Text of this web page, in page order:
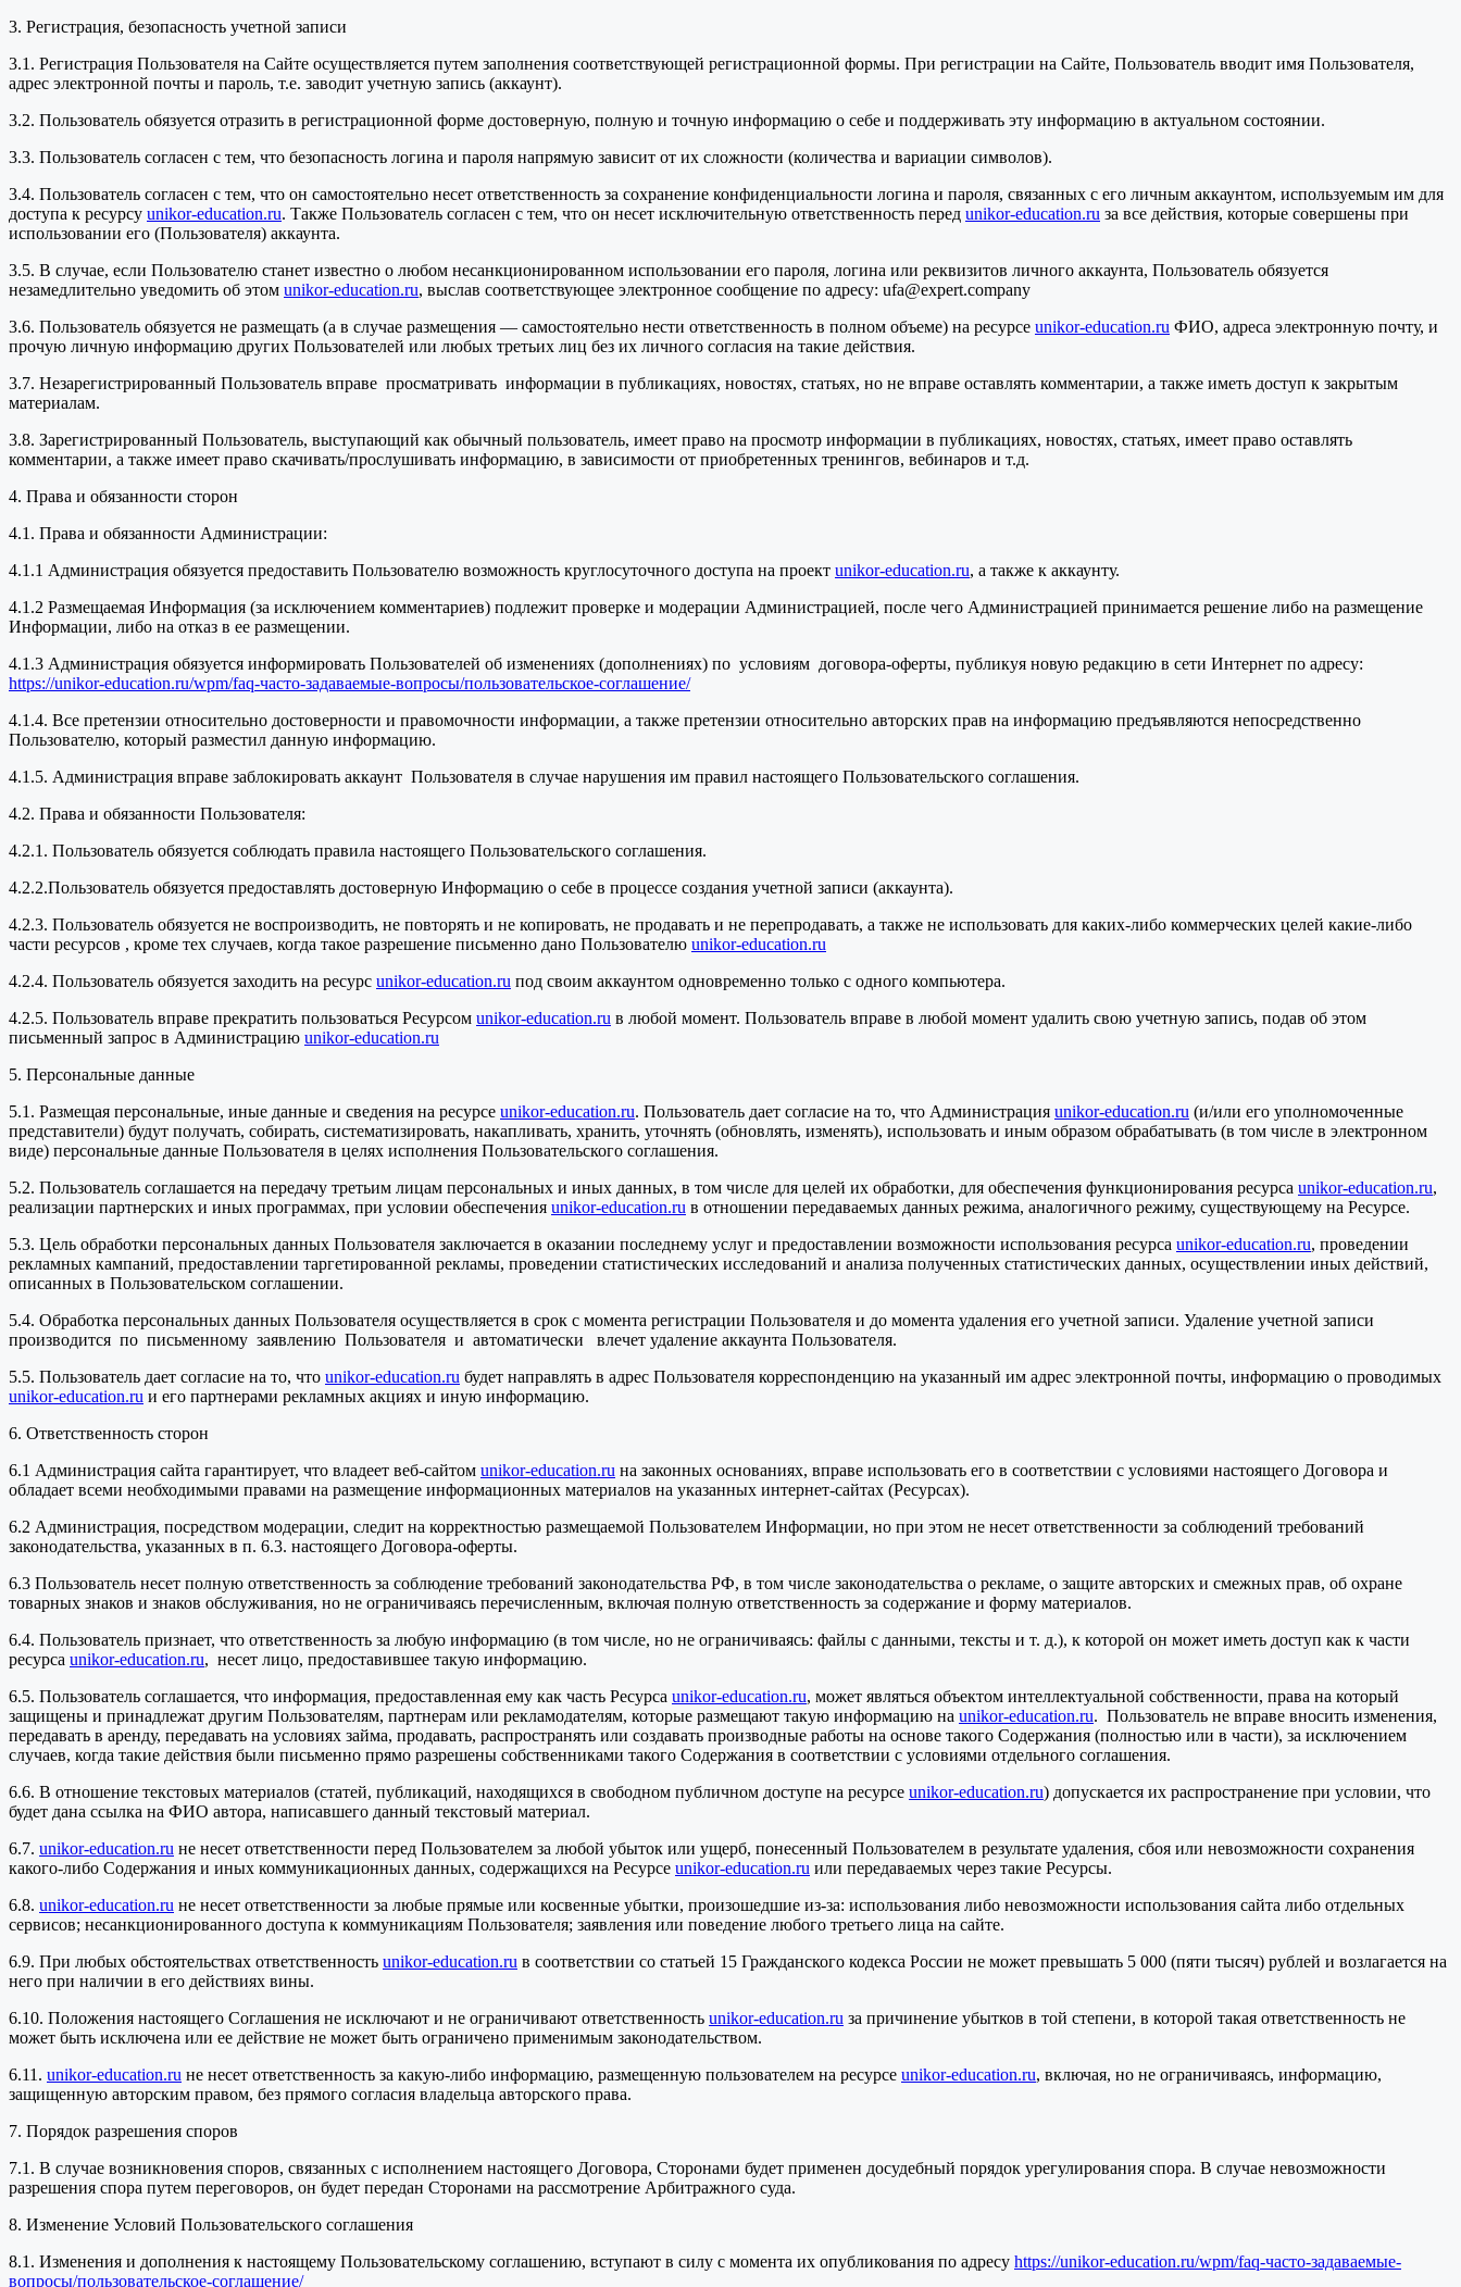
3. Регистрация, безопасность учетной записи
3.1. Регистрация Пользователя на Сайте осуществляется путем заполнения соответствующей регистрационной формы. При регистрации на Сайте, Пользователь вводит имя Пользователя,
адрес электронной почты и пароль, т.е. заводит учетную запись (аккаунт).
3.2. Пользователь обязуется отразить в регистрационной форме достоверную, полную и точную информацию о себе и поддерживать эту информацию в актуальном состоянии.
3.3. Пользователь согласен с тем, что безопасность логина и пароля напрямую зависит от их сложности (количества и вариации символов).
3.4. Пользователь согласен с тем, что он самостоятельно несет ответственность за сохранение конфиденциальности логина и пароля, связанных с его личным аккаунтом, используемым им для
доступа к ресурсу unikor-education.ru. Также Пользователь согласен с тем, что он несет исключительную ответственность перед unikor-education.ru за все действия, которые совершены при
использовании его (Пользователя) аккаунта.
3.5. В случае, если Пользователю станет известно о любом несанкционированном использовании его пароля, логина или реквизитов личного аккаунта, Пользователь обязуется
незамедлительно уведомить об этом unikor-education.ru, выслав соответствующее электронное сообщение по адресу: ufa@expert.company
3.6. Пользователь обязуется не размещать (а в случае размещения — самостоятельно нести ответственность в полном объеме) на ресурсе unikor-education.ru ФИО, адреса электронную почту, и
прочую личную информацию других Пользователей или любых третьих лиц без их личного согласия на такие действия.
3.7. Незарегистрированный Пользователь вправе просматривать информации в публикациях, новостях, статьях, но не вправе оставлять комментарии, а также иметь доступ к закрытым
материалам.
3.8. Зарегистрированный Пользователь, выступающий как обычный пользователь, имеет право на просмотр информации в публикациях, новостях, статьях, имеет право оставлять
комментарии, а также имеет право скачивать/прослушивать информацию, в зависимости от приобретенных тренингов, вебинаров и т.д.
4. Права и обязанности сторон
4.1. Права и обязанности Администрации:
4.1.1 Администрация обязуется предоставить Пользователю возможность круглосуточного доступа на проект unikor-education.ru, а также к аккаунту.
4.1.2 Размещаемая Информация (за исключением комментариев) подлежит проверке и модерации Администрацией, после чего Администрацией принимается решение либо на размещение
Информации, либо на отказ в ее размещении.
4.1.3 Администрация обязуется информировать Пользователей об изменениях (дополнениях) по условиям договора-оферты, публикуя новую редакцию в сети Интернет по адресу:
https://unikor-education.ru/wpm/faq-часто-задаваемые-вопросы/пользовательское-соглашение/
4.1.4. Все претензии относительно достоверности и правомочности информации, а также претензии относительно авторских прав на информацию предъявляются непосредственно
Пользователю, который разместил данную информацию.
4.1.5. Администрация вправе заблокировать аккаунт Пользователя в случае нарушения им правил настоящего Пользовательского соглашения.
4.2. Права и обязанности Пользователя:
4.2.1. Пользователь обязуется соблюдать правила настоящего Пользовательского соглашения.
4.2.2.Пользователь обязуется предоставлять достоверную Информацию о себе в процессе создания учетной записи (аккаунта).
4.2.3. Пользователь обязуется не воспроизводить, не повторять и не копировать, не продавать и не перепродавать, а также не использовать для каких-либо коммерческих целей какие-либо
части ресурсов , кроме тех случаев, когда такое разрешение письменно дано Пользователю unikor-education.ru
4.2.4. Пользователь обязуется заходить на ресурс unikor-education.ru под своим аккаунтом одновременно только с одного компьютера.
4.2.5. Пользователь вправе прекратить пользоваться Ресурсом unikor-education.ru в любой момент. Пользователь вправе в любой момент удалить свою учетную запись, подав об этом
письменный запрос в Администрацию unikor-education.ru
5. Персональные данные
5.1. Размещая персональные, иные данные и сведения на ресурсе unikor-education.ru. Пользователь дает согласие на то, что Администрация unikor-education.ru (и/или его уполномоченные
представители) будут получать, собирать, систематизировать, накапливать, хранить, уточнять (обновлять, изменять), использовать и иным образом обрабатывать (в том числе в электронном
виде) персональные данные Пользователя в целях исполнения Пользовательского соглашения.
5.2. Пользователь соглашается на передачу третьим лицам персональных и иных данных, в том числе для целей их обработки, для обеспечения функционирования ресурса unikor-education.ru,
реализации партнерских и иных программах, при условии обеспечения unikor-education.ru в отношении передаваемых данных режима, аналогичного режиму, существующему на Ресурсе.
5.3. Цель обработки персональных данных Пользователя заключается в оказании последнему услуг и предоставлении возможности использования ресурса unikor-education.ru, проведении
рекламных кампаний, предоставлении таргетированной рекламы, проведении статистических исследований и анализа полученных статистических данных, осуществлении иных действий,
описанных в Пользовательском соглашении.
5.4. Обработка персональных данных Пользователя осуществляется в срок с момента регистрации Пользователя и до момента удаления его учетной записи. Удаление учетной записи
производится по письменному заявлению Пользователя и автоматически влечет удаление аккаунта Пользователя.
5.5. Пользователь дает согласие на то, что unikor-education.ru будет направлять в адрес Пользователя корреспонденцию на указанный им адрес электронной почты, информацию о проводимых
unikor-education.ru и его партнерами рекламных акциях и иную информацию.
6. Ответственность сторон
6.1 Администрация сайта гарантирует, что владеет веб-сайтом unikor-education.ru на законных основаниях, вправе использовать его в соответствии с условиями настоящего Договора и
обладает всеми необходимыми правами на размещение информационных материалов на указанных интернет-сайтах (Ресурсах).
6.2 Администрация, посредством модерации, следит на корректностью размещаемой Пользователем Информации, но при этом не несет ответственности за соблюдений требований
законодательства, указанных в п. 6.3. настоящего Договора-оферты.
6.3 Пользователь несет полную ответственность за соблюдение требований законодательства РФ, в том числе законодательства о рекламе, о защите авторских и смежных прав, об охране
товарных знаков и знаков обслуживания, но не ограничиваясь перечисленным, включая полную ответственность за содержание и форму материалов.
6.4. Пользователь признает, что ответственность за любую информацию (в том числе, но не ограничиваясь: файлы с данными, тексты и т. д.), к которой он может иметь доступ как к части
ресурса unikor-education.ru, несет лицо, предоставившее такую информацию.
6.5. Пользователь соглашается, что информация, предоставленная ему как часть Ресурса unikor-education.ru, может являться объектом интеллектуальной собственности, права на который
защищены и принадлежат другим Пользователям, партнерам или рекламодателям, которые размещают такую информацию на unikor-education.ru. Пользователь не вправе вносить изменения,
передавать в аренду, передавать на условиях займа, продавать, распространять или создавать производные работы на основе такого Содержания (полностью или в части), за исключением
случаев, когда такие действия были письменно прямо разрешены собственниками такого Содержания в соответствии с условиями отдельного соглашения.
6.6. В отношение текстовых материалов (статей, публикаций, находящихся в свободном публичном доступе на ресурсе unikor-education.ru) допускается их распространение при условии, что
будет дана ссылка на ФИО автора, написавшего данный текстовый материал.
6.7. unikor-education.ru не несет ответственности перед Пользователем за любой убыток или ущерб, понесенный Пользователем в результате удаления, сбоя или невозможности сохранения
какого-либо Содержания и иных коммуникационных данных, содержащихся на Ресурсе unikor-education.ru или передаваемых через такие Ресурсы.
6.8. unikor-education.ru не несет ответственности за любые прямые или косвенные убытки, произошедшие из-за: использования либо невозможности использования сайта либо отдельных
сервисов; несанкционированного доступа к коммуникациям Пользователя; заявления или поведение любого третьего лица на сайте.
6.9. При любых обстоятельствах ответственность unikor-education.ru в соответствии со статьей 15 Гражданского кодекса России не может превышать 5 000 (пяти тысяч) рублей и возлагается на
него при наличии в его действиях вины.
6.10. Положения настоящего Соглашения не исключают и не ограничивают ответственность unikor-education.ru за причинение убытков в той степени, в которой такая ответственность не
может быть исключена или ее действие не может быть ограничено применимым законодательством.
6.11. unikor-education.ru не несет ответственность за какую-либо информацию, размещенную пользователем на ресурсе unikor-education.ru, включая, но не ограничиваясь, информацию,
защищенную авторским правом, без прямого согласия владельца авторского права.
7. Порядок разрешения споров
7.1. В случае возникновения споров, связанных с исполнением настоящего Договора, Сторонами будет применен досудебный порядок урегулирования спора. В случае невозможности
разрешения спора путем переговоров, он будет передан Сторонами на рассмотрение Арбитражного суда.
8. Изменение Условий Пользовательского соглашения
8.1. Изменения и дополнения к настоящему Пользовательскому соглашению, вступают в силу с момента их опубликования по адресу https://unikor-education.ru/wpm/faq-часто-задаваемые-
вопросы/пользовательское-соглашение/